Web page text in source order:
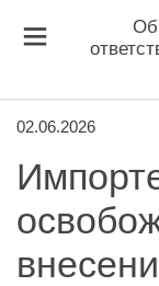
02.06.2026